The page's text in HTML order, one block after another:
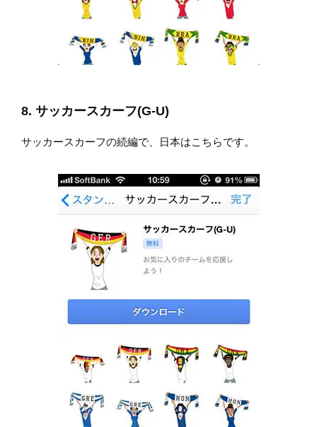
8. サッカースカーフ(G-U)
サッカースカーフの続編で、日本はこちらです。